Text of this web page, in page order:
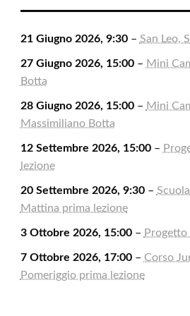
21 Giugno 2026, 9:30– San Leo,
27 Giugno 2026, 15:00– Mini
Botta
28 Giugno 2026, 15:00– Mini
Massimiliano Botta
12 Settembre 2026, 15:00–
lezione
20 Settembre 2026, 9:30–
Mattina prima lezione
3 Ottobre 2026, 15:00– Progetto
7 Ottobre 2026, 17:00– Corso
Pomeriggio prima lezione